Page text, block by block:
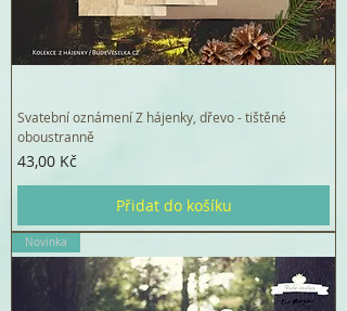
Svatební oznámení Z hájenky, dřevo - tištěné
oboustranně
Cena
43,00 Kč
Přidat do košíku
Novinka